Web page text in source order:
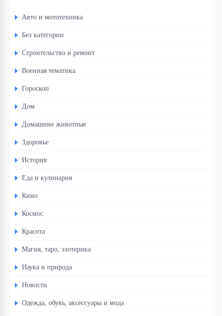
Авто и мототехника
Без категории
Строительство и ремонт
Военная тематика
Гороскоп
Дом
Домашние животные
Здоровье
История
Еда и кулинария
Кино
Космос
Красота
Магия, таро, эзотерика
Наука и природа
Новости
Одежда, обувь, аксессуары и мода